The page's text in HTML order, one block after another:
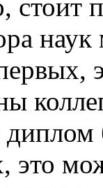
стоит